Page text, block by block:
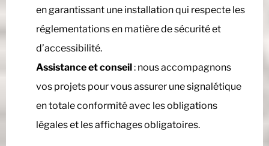
en garantissant une installation qui respecte les
réglementations en matière de sécurité et
d’accessibilité.
Assistance et conseil : nous accompagnons
vos projets pour vous assurer une signalétique
en totale conformité avec les obligations
légales et les affichages obligatoires.